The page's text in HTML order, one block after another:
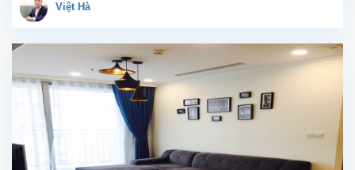
Full
thất,
70m²
thuê
Việt Hà